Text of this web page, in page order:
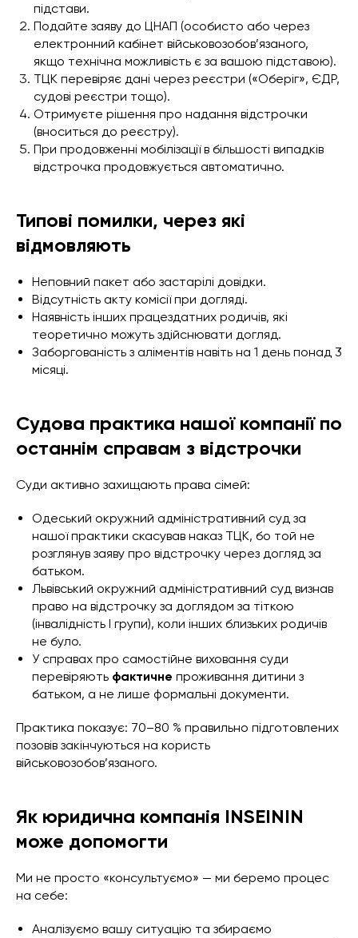
підстави.
Подайте заяву до ЦНАП (особисто або через
електронний кабінет військовозобов’язаного,
якщо технічна можливість є за вашою підставою).
ТЦК перевіряє дані через реєстри («Оберіг», ЄДР,
судові реєстри тощо).
Отримуєте рішення про надання відстрочки
(вноситься до реєстру).
При продовженні мобілізації в більшості випадків
відстрочка продовжується автоматично.
Типові помилки, через які
відмовляють
Неповний пакет або застарілі довідки.
Відсутність акту комісії при догляді.
Наявність інших працездатних родичів, які
теоретично можуть здійснювати догляд.
Заборгованість з аліментів навіть на 1 день понад 3
місяці.
Судова практика нашої компанії по
останнім справам з відстрочки
Суди активно захищають права сімей:
Одеський окружний адміністративний суд за
нашої практики скасував наказ ТЦК, бо той не
розглянув заяву про відстрочку через догляд за
батьком.
Львівський окружний адміністративний суд визнав
право на відстрочку за доглядом за тіткою
(інвалідність І групи), коли інших близьких родичів
не було.
У справах про самостійне виховання суди
перевіряють фактичне проживання дитини з
батьком, а не лише формальні документи.
Практика показує: 70–80 % правильно підготовлених
позовів закінчуються на користь
військовозобов’язаного.
Як юридична компанія INSEININ
може допомогти
Ми не просто «консультуємо» — ми беремо процес
на себе:
Аналізуємо вашу ситуацію та збираємо